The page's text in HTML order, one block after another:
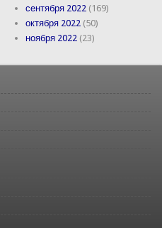
сентября 2022 (169)
октября 2022 (50)
ноября 2022 (23)